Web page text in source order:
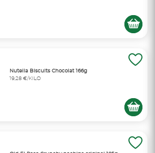
Nutella Biscuits Chocolat 166g
19,28 €/KILO